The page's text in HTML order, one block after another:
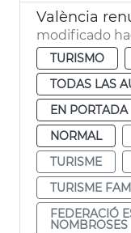
València
modificado
TURISMO
TODAS LAS
EN PORTADA
NORMAL
TURISME
TURISME
FEDERACIÓ
NOMBROSES